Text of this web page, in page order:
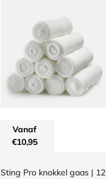
Vanaf
€10,95
Sting Pro knokkel gaas | 12